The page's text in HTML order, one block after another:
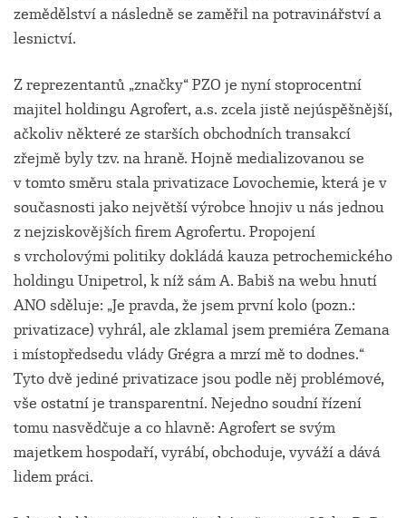
zemědělství a následně se zaměřil na potravinářství a
lesnictví.
Z reprezentantů „značky“ PZO je nyní stoprocentní
majitel holdingu Agrofert, a.s. zcela jistě nejúspěšnější,
ačkoliv některé ze starších obchodních transakcí
zřejmě byly tzv. na hraně. Hojně medializovanou se
v tomto směru stala privatizace Lovochemie, která je v
současnosti jako největší výrobce hnojiv u nás jednou
z nejziskovějších firem Agrofertu. Propojení
s vrcholovými politiky dokládá kauza petrochemického
holdingu Unipetrol, k níž sám A. Babiš na webu hnutí
ANO sděluje: „Je pravda, že jsem první kolo (pozn.:
privatizace) vyhrál, ale zklamal jsem premiéra Zemana
i místopředsedu vlády Grégra a mrzí mě to dodnes.“
Tyto dvě jediné privatizace jsou podle něj problémové,
vše ostatní je transparentní. Nejedno soudní řízení
tomu nasvědčuje a co hlavně: Agrofert se svým
majetkem hospodaří, vyrábí, obchoduje, vyváží a dává
lidem práci.